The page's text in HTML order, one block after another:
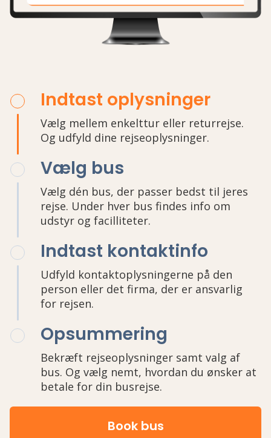
Indtast oplysninger
Vælg mellem enkelttur eller returrejse.
Og udfyld dine rejseoplysninger.
Vælg bus
Vælg dén bus, der passer bedst til jeres
rejse. Under hver bus findes info om
udstyr og facilliteter.
Indtast kontaktinfo
Udfyld kontaktoplysningerne på den
person eller det firma, der er ansvarlig
for rejsen.
Opsummering
Bekræft rejseoplysninger samt valg af
bus. Og vælg nemt, hvordan du ønsker at
betale for din busrejse.
Book bus